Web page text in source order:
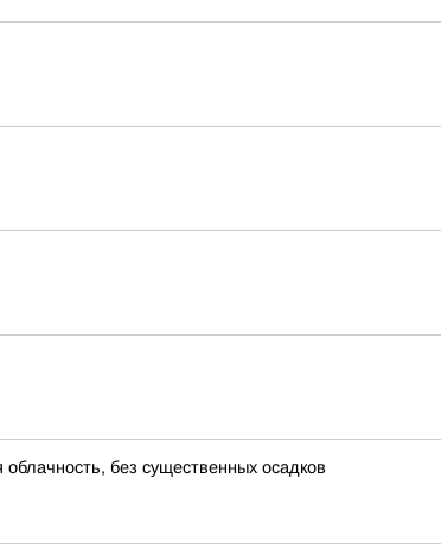
без существенных осадков